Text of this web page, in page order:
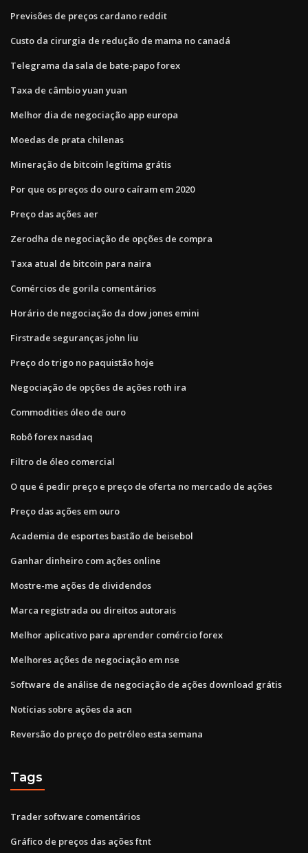
Previsões de preços cardano reddit
Custo da cirurgia de redução de mama no canadá
Telegrama da sala de bate-papo forex
Taxa de câmbio yuan yuan
Melhor dia de negociação app europa
Moedas de prata chilenas
Mineração de bitcoin legítima grátis
Por que os preços do ouro caíram em 2020
Preço das ações aer
Zerodha de negociação de opções de compra
Taxa atual de bitcoin para naira
Comércios de gorila comentários
Horário de negociação da dow jones emini
Firstrade seguranças john liu
Preço do trigo no paquistão hoje
Negociação de opções de ações roth ira
Commodities óleo de ouro
Robô forex nasdaq
Filtro de óleo comercial
O que é pedir preço e preço de oferta no mercado de ações
Preço das ações em ouro
Academia de esportes bastão de beisebol
Ganhar dinheiro com ações online
Mostre-me ações de dividendos
Marca registrada ou direitos autorais
Melhor aplicativo para aprender comércio forex
Melhores ações de negociação em nse
Software de análise de negociação de ações download grátis
Notícias sobre ações da acn
Reversão do preço do petróleo esta semana
Tags
Trader software comentários
Gráfico de preços das ações ftnt